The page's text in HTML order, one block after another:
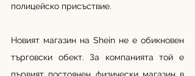
полицейско присъствие.
Новият магазин на Shein не е обикновен
търговски обект. За компанията той е